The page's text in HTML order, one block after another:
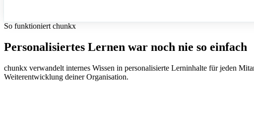
So funktioniert chunkx
Personalisiertes Lernen war noch nie so einfach
chunkx verwandelt internes Wissen in personalisierte Lerninhalte für jeden
Weiterentwicklung deiner Organisation.